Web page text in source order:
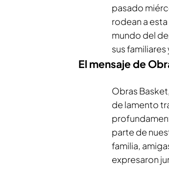
pasado
rodean a esta
mundo del
sus
El mensaje de
Obras
de lamento
parte de
familia,
expresaron